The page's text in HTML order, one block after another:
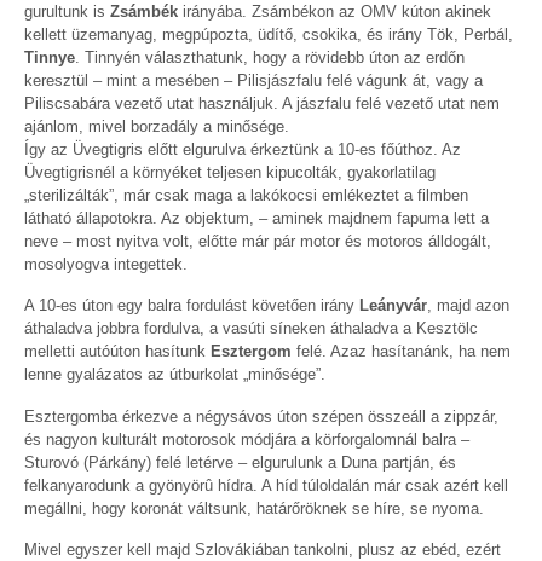
gurultunk is Zsámbék irányába. Zsámbékon az OMV kúton akinek
kellett üzemanyag, megpúpozta, üdítő, csokika, és irány Tök, Perbál,
Tinnye . Tinnyén választhatunk, hogy a rövidebb úton az erdőn
keresztül – mint a mesében – Pilisjászfalu felé vágunk át, vagy a
Piliscsabára vezető utat használjuk. A jászfalu felé vezető utat nem
ajánlom, mivel borzadály a minősége.
Így az Üvegtigris előtt elgurulva érkeztünk a 10-es főúthoz. Az
Üvegtigrisnél a környéket teljesen kipucolták, gyakorlatilag
„sterilizálták”, már csak maga a lakókocsi emlékeztet a filmben
látható állapotokra. Az objektum, – aminek majdnem fapuma lett a
neve – most nyitva volt, előtte már pár motor és motoros álldogált,
mosolyogva integettek.
A 10-es úton egy balra fordulást követően irány Leányvár, majd azon
áthaladva jobbra fordulva, a vasúti síneken áthaladva a Kesztölc
melletti autóúton hasítunk Esztergom felé. Azaz hasítanánk, ha nem
lenne gyalázatos az útburkolat „minősége”.
Esztergomba érkezve a négysávos úton szépen összeáll a zippzár,
és nagyon kulturált motorosok módjára a körforgalomnál balra –
Sturovó (Párkány) felé letérve – elgurulunk a Duna partján, és
felkanyarodunk a gyönyörû hídra. A híd túloldalán már csak azért kell
megállni, hogy koronát váltsunk, határőröknek se híre, se nyoma.
Mivel egyszer kell majd Szlovákiában tankolni, plusz az ebéd, ezért